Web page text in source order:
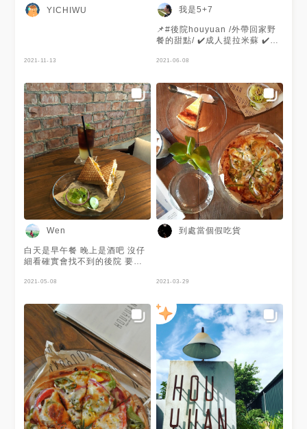
YICHIWU
2021-11-13
我是5+7
📌#後院houyuan /外帶回家野
餐的甜點/ ✔️成人提拉米蘇 ✔️肉
一陣子了 誓言要攻略全台肉桂
午茶 看到虎尾後院的防疫菜單
上有肉桂捲 馬上下訂來野餐當
甜點 #成人提拉米蘇 濕濕綿綿
的口感 每口都是一口酒 一個人
一盒就是爽😂 （喝酒請勿開車
🚗） #肉桂捲 裡頭蠻多核桃 搭
配鬆軟肉桂外皮👍是屬於肉桂味
較重的口味 表皮有滿滿的肉桂
粉 喜歡肉桂的朋友不要錯過了
店家提供防疫菜單（店面自取或
外送） 可以先收藏此店家，他
們家的披薩也很推，門口也好拍
👍 📍雲林縣虎尾鎮忠孝路2號
💈10:30～23:00 🚷禮拜三公休
2021-06-08
Wen
白天是早午餐 晚上是酒吧 沒仔
細看確實會找不到的後院 要先
選項不多 雖然好吃但份量其實
吃甜點 正餐需要考慮
2021-05-08
到處當個假吃貨
2021-03-29